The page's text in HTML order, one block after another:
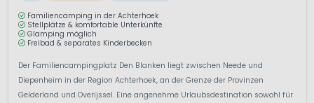
Familiencamping in der Achterhoek
Stellplätze & komfortable Unterkünfte
Glamping möglich
Freibad & separates Kinderbecken
Der Familiencampingplatz Den Blanken liegt zwischen Neede und
Diepenheim in der Region Achterhoek, an der Grenze der Provinzen
Gelderland und Overijssel. Eine angenehme Urlaubsdestination sowohl für